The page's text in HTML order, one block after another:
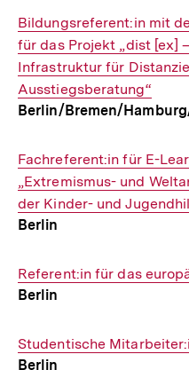
Interner
Link:
Bildungsreferent:in mit
für das Projekt „dist [ex]
Infrastruktur für
Ausstiegsberatung“
Berlin/Bremen/
Interner
Link:
Fachreferent:in für E-
„Extremismus- und
der Kinder- und
Berlin
Interner
Link:
Referent:in für das
Berlin
Interner
Link:
Studentische
Berlin